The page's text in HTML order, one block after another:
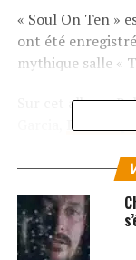
« Soul On Ten »
ont été
mythique salle «
Sur cet album,
Eric
artistes encore.
actuellement en
Les albums